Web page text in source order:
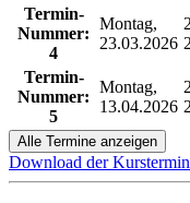
Termin-
Nummer:
4
Montag,
23.03.2026
Termin-
Nummer:
5
Montag,
13.04.2026
Alle Termine anzeigen
Download der